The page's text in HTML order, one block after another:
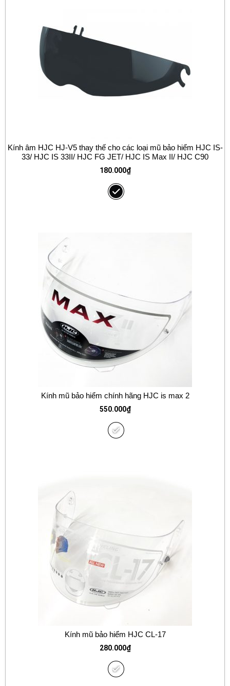
Kính âm HJC HJ-V5 thay thế cho các loại mũ bảo hiểm HJC IS-
33/ HJC IS 33II/ HJC FG JET/ HJC IS Max II/ HJC C90
180.000₫
Kính mũ bảo hiểm chính hãng HJC is max 2
550.000₫
Kính mũ bảo hiểm HJC CL-17
280.000₫